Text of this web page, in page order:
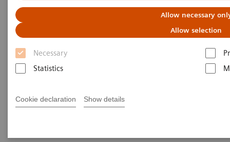
Allow necessary
Allow selection
Necessary
Statistics
Cookie declaration Show details
Orsi Academy innove avec
CIARTIC Move
Premier arceau mobile robotisé en Belgique
Grand-Bigard 2025-12-15